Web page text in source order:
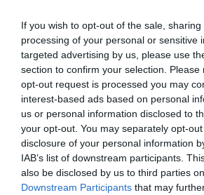
If you wish to opt-out of the sale,
processing of your personal or sensitive
targeted advertising by us, please use
section to confirm your selection.
opt-out request is processed you may
interest-based ads based on personal
us or personal information disclosed to
your opt-out. You may separately opt-
disclosure of your personal information
IAB’s list of downstream participants.
also be disclosed by us to third parties
Downstream Participants that may
Autore Appi .
23.06.2008 12:09
vedi letture
"Fred non si muove da Lione, ha un